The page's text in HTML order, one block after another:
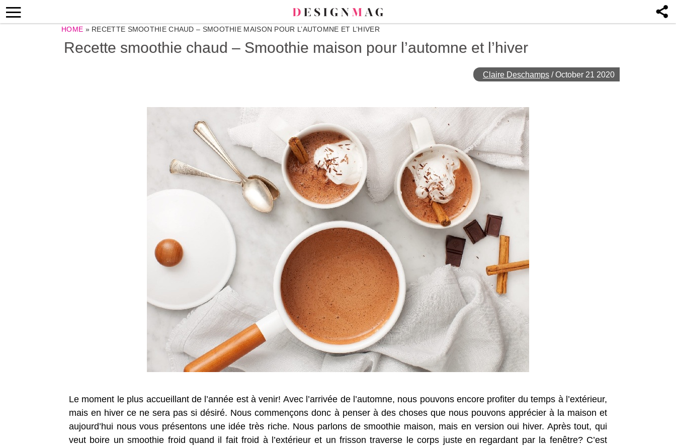
HOME » RECETTE SMOOTHIE CHAUD – SMOOTHIE MAISON POUR L’AUTOMNE ET L’HIVER
Recette smoothie chaud – Smoothie maison pour l’automne et l’hiver
Claire Deschamps /October 21 2020
Le moment le plus accueillant de l’année est à venir! Avec l’arrivée de l’automne, nous pouvons encore profiter du temps à l’extérieur,
mais en hiver ce ne sera pas si désiré. Nous commençons donc à penser à des choses que nous pouvons apprécier à la maison et
aujourd’hui nous vous présentons une idée très riche. Nous parlons de smoothie maison, mais en version oui hiver. Après tout, qui
veut boire un smoothie froid quand il fait froid à l’extérieur et un frisson traverse le corps juste en regardant par la fenêtre? C’est